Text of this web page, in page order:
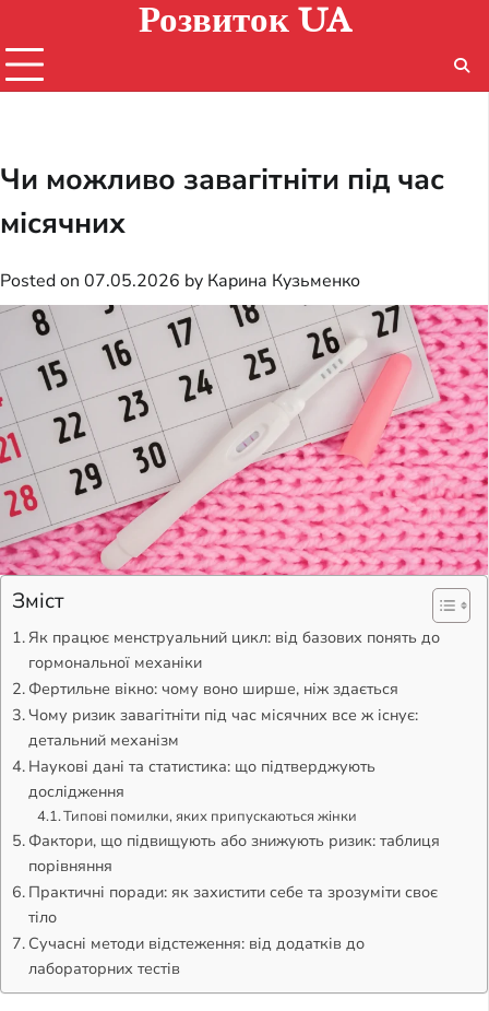
content
Розвиток UA
Чи можливо завагітніти під час
місячних
Posted on 07.05.2026 by Карина Кузьменко
Зміст
Як працює менструальний цикл: від базових понять до
гормональної механіки
Фертильне вікно: чому воно ширше, ніж здається
Чому ризик завагітніти під час місячних все ж існує:
детальний механізм
Наукові дані та статистика: що підтверджують
дослідження
Типові помилки, яких припускаються жінки
Фактори, що підвищують або знижують ризик: таблиця
порівняння
Практичні поради: як захистити себе та зрозуміти своє
тіло
Сучасні методи відстеження: від додатків до
лабораторних тестів